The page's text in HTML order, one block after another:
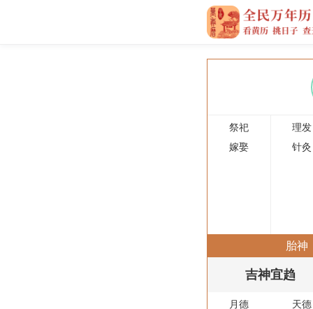
祭祀
理发
嫁娶
针灸
胎神
吉神宜趋
月德
天德